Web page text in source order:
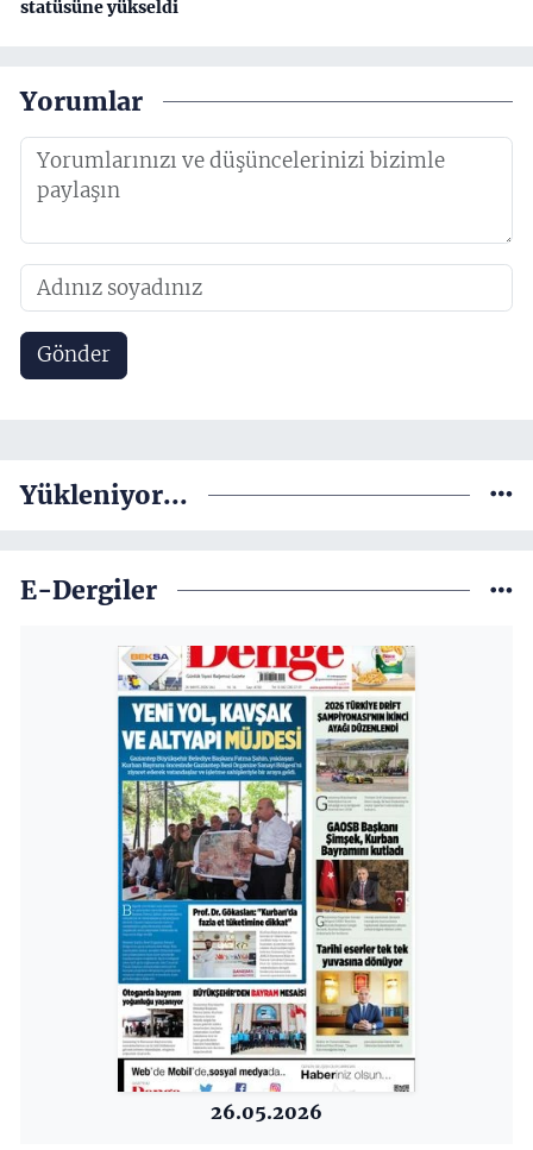
statüsüne yükseldi
Yorumlar
Gönder
Yükleniyor...
E-Dergiler
26.05.2026